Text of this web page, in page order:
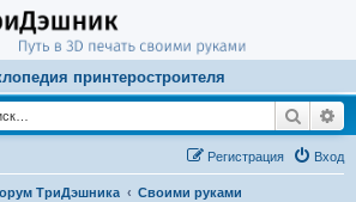
принтеростроителя
Поиск
Вход
Регистрация
ТриДэшника
Своими руками